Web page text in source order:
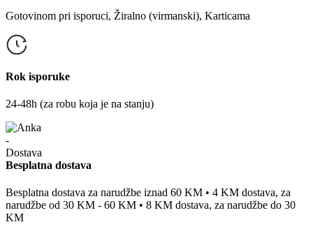
Gotovinom pri isporuci, Žiralno (virmanski), Karticama
Rok isporuke
24-48h (za robu koja je na stanju)
Besplatna dostava
Besplatna dostava za narudžbe iznad 60 KM • 4 KM dostava, za
narudžbe od 30 KM - 60 KM • 8 KM dostava, za narudžbe do 30
KM